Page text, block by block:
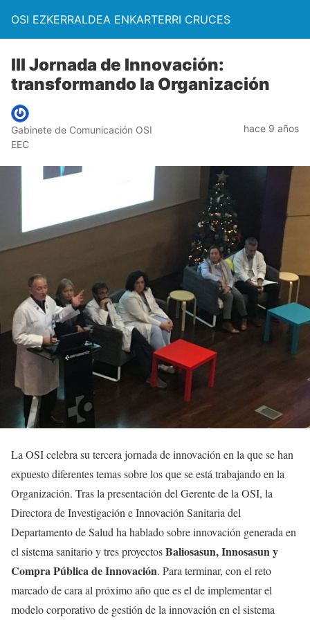
OSI EZKERRALDEA ENKARTERRI CRUCES
III Jornada de Innovación:
transformando la Organización
Gabinete de Comunicación OSI
EEC
hace 9 años
La OSI celebra su tercera jornada de innovación en la que se han
expuesto diferentes temas sobre los que se está trabajando en la
Organización. Tras la presentación del Gerente de la OSI, la
Directora de Investigación e Innovación Sanitaria del
Departamento de Salud ha hablado sobre innovación generada en
el sistema sanitario y tres proyectosBaliosasun, Innosasun y
Compra Pública de Innovación. Para terminar, con el reto
marcado de cara al próximo año que es el de implementar el
modelo corporativo de gestión de la innovación en el sistema